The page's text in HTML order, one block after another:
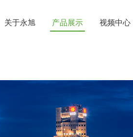
关于永旭 产品展示 视频中心